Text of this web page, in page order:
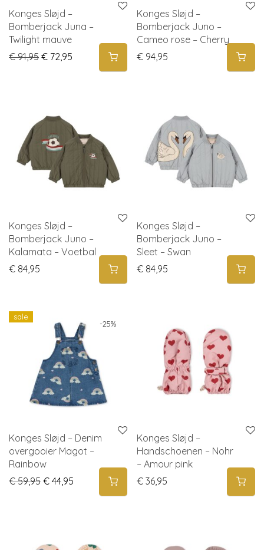
Konges Sløjd –
Bomberjack Juna –
Twilight mauve
€91,95 Original price was: € 91,95.
€ 72,95 Current price is: € 72,95.
Konges Sløjd –
Bomberjack Juno –
Cameo rose – Cherry
€ 94,95
Konges Sløjd –
Bomberjack Juno –
Kalamata – Voetbal
€ 84,95
Konges Sløjd –
Bomberjack Juno –
Sleet – Swan
€ 84,95
-25%
sale
Konges Sløjd – Denim
overgooier Magot –
Rainbow
€59,95 Original price was: € 59,95.
€ 44,95 Current price is: € 44,95.
Konges Sløjd –
Handschoenen – Nohr
– Amour pink
€ 36,95